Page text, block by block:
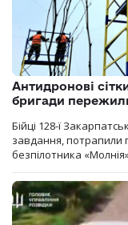
Антидронові
бригади
Бійці 128-ї
завдання, потрапили
безпілотника